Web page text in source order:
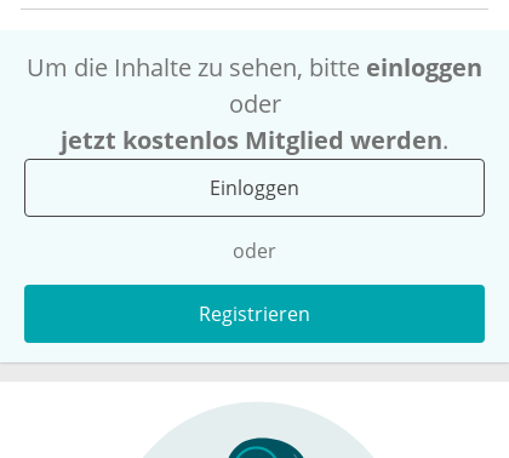
Um die Inhalte zu sehen, bitte einloggen
oder
jetzt kostenlos Mitglied werden.
Einloggen
oder
Registrieren